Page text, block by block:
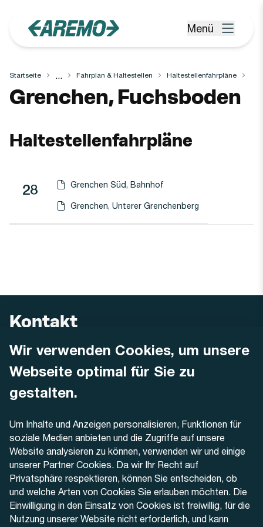
Wir verwenden Cookies, um unsere
Webseite optimal für Sie zu
gestalten.
Um Inhalte und Anzeigen personalisieren, Funktionen für
soziale Medien anbieten und die Zugriffe auf unsere
Website analysieren zu können, verwenden wir und einige
unserer Partner Cookies. Da wir Ihr Recht auf
Privatsphäre respektieren, können Sie entscheiden, ob
und welche Arten von Cookies Sie erlauben möchten. Die
Einwilligung in den Einsatz von Cookies ist freiwillig, für die
Nutzung unserer Website nicht erforderlich, und kann
Menü öffnen
Menü
Startseite ... Fahrplan & Haltestellen Haltestellenfahrpläne
Haltestelle
Grenchen, Fuchsboden
Haltestellenfahrpläne
Linie Richtung
Linie
28 Haltestellen-PDF herunterladen für
Grenchen Süd, Bahnhof
(Öffnet in einen neuen Tab oder Fenster)
Haltestellen-PDF herunterladen für
Grenchen, Unterer Grenchenberg
(Öffnet in einen neuen Tab oder Fenster)
Kontakt
AREMO
Dornacherstrasse 48
4500 Solothurn
+41 32 622 37 22
Kontaktformular